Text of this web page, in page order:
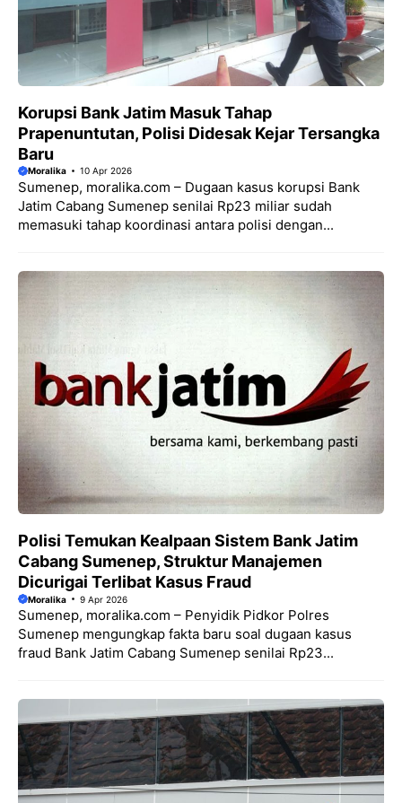
Korupsi Bank Jatim Masuk Tahap
Prapenuntutan, Polisi Didesak Kejar Tersangka
Baru
Moralika 10 Apr 2026
Sumenep, moralika.com – Dugaan kasus korupsi Bank
Jatim Cabang Sumenep senilai Rp23 miliar sudah
memasuki tahap koordinasi antara polisi dengan...
Polisi Temukan Kealpaan Sistem Bank Jatim
Cabang Sumenep, Struktur Manajemen
Dicurigai Terlibat Kasus Fraud
Moralika 9 Apr 2026
Sumenep, moralika.com – Penyidik Pidkor Polres
Sumenep mengungkap fakta baru soal dugaan kasus
fraud Bank Jatim Cabang Sumenep senilai Rp23...